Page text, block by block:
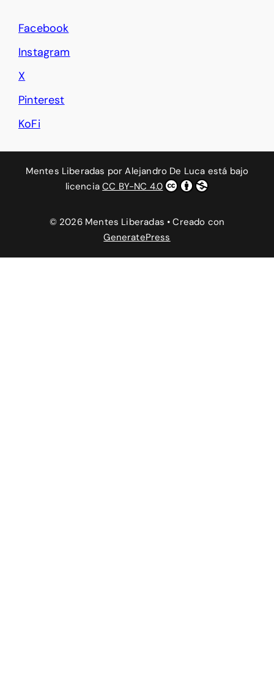
Facebook
Instagram
X
Pinterest
KoFi
Mentes Liberadas porAlejandro De Luca está bajo
licenciaCC BY-NC 4.0
© 2026 Mentes Liberadas • Creado con
GeneratePress